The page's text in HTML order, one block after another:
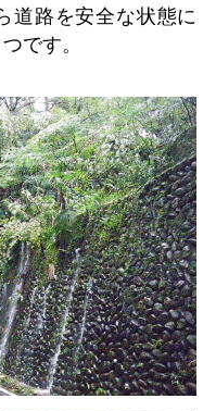
道路を安全な状態に
です。